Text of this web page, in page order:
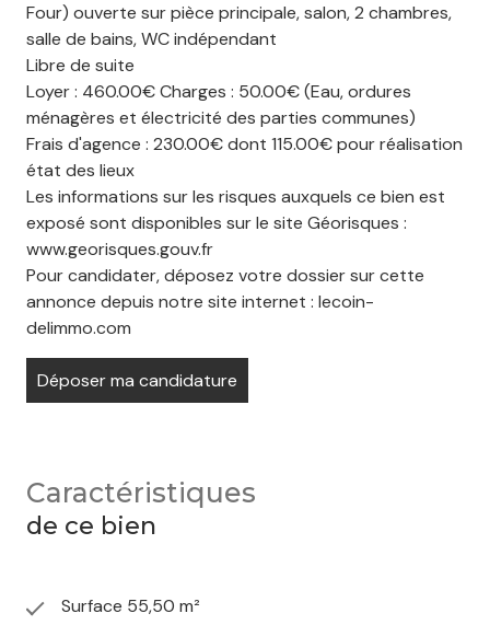
Four) ouverte sur pièce principale, salon, 2 chambres,
salle de bains, WC indépendant
Libre de suite
Loyer : 460.00€ Charges : 50.00€ (Eau, ordures
ménagères et électricité des parties communes)
Frais d'agence : 230.00€ dont 115.00€ pour réalisation
état des lieux
Les informations sur les risques auxquels ce bien est
exposé sont disponibles sur le site Géorisques :
www.georisques.gouv.fr
Pour candidater, déposez votre dossier sur cette
annonce depuis notre site internet : lecoin-
delimmo.com
Déposer ma candidature
Caractéristiques
de ce bien
Surface 55,50 m²